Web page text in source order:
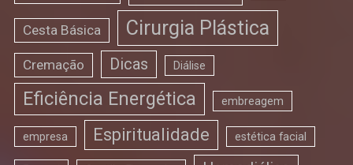
Cesta Básica Cirurgia Plástica
Cremação Dicas Diálise
Eficiência Energética embreagem
empresa Espiritualidade estética facial